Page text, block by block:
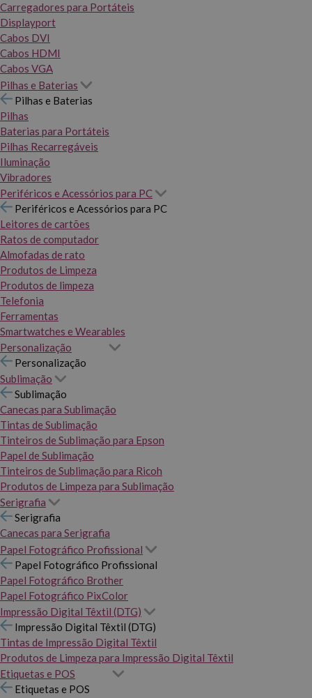
Carregadores para Portáteis
Displayport
Cabos DVI
Cabos HDMI
Cabos VGA
Pilhas e Baterias
Pilhas e Baterias
Pilhas
Baterias para Portáteis
Pilhas Recarregáveis
Iluminação
Vibradores
Periféricos e Acessórios para PC
Periféricos e Acessórios para PC
Leitores de cartões
Ratos de computador
Almofadas de rato
Produtos de Limpeza
Produtos de limpeza
Telefonia
Ferramentas
Smartwatches e Wearables
Personalização
Personalização
Sublimação
Sublimação
Canecas para Sublimação
Tintas de Sublimação
Tinteiros de Sublimação para Epson
Papel de Sublimação
Tinteiros de Sublimação para Ricoh
Produtos de Limpeza para Sublimação
Serigrafia
Serigrafia
Canecas para Serigrafia
Papel Fotográfico Profissional
Papel Fotográfico Profissional
Papel Fotográfico Brother
Papel Fotográfico PixColor
Impressão Digital Têxtil (DTG)
Impressão Digital Têxtil (DTG)
Tintas de Impressão Digital Têxtil
Produtos de Limpeza para Impressão Digital Têxtil
Etiquetas e POS
Etiquetas e POS